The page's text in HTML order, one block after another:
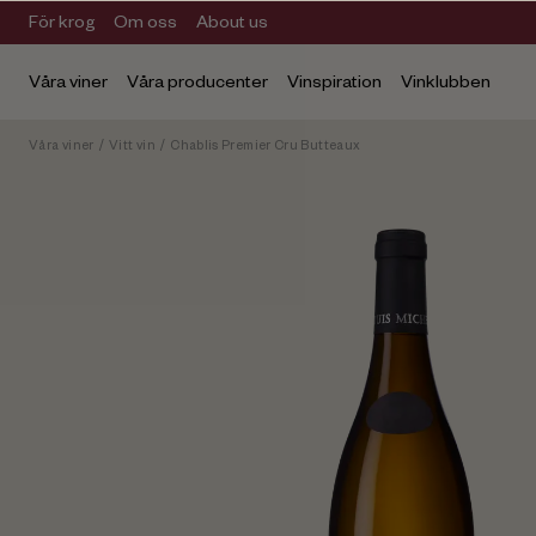
För krog Om oss About us
Våra viner Våra producenter Vinspiration Vinklubben
Våra viner / Vitt vin / Chablis Premier Cru Butteaux